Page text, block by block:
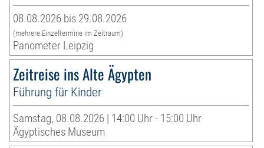
08.08.2026 bis 29.08.2026
(mehrere Einzeltermine im Zeitraum)
Panometer Leipzig
Zeitreise ins Alte Ägypten
Führung für Kinder
Samstag, 08.08.2026 | 14:00 Uhr - 15:00 Uhr
Ägyptisches Museum